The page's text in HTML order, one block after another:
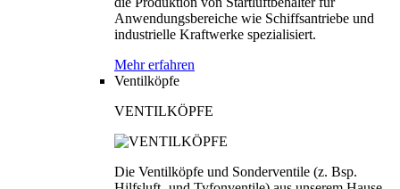
Anwendungsbereiche wie Schiffsantriebe und
industrielle Kraftwerke spezialisiert.
Mehr erfahren
Ventilköpfe
VENTILKÖPFE
Die Ventilköpfe und Sonderventile (z. Bsp.